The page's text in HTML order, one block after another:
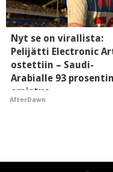
Nyt se on virallista:
Pelijätti Electronic
ostettiin – Saudi-
Arabialle 93 prosentin
omistus
AfterDawn